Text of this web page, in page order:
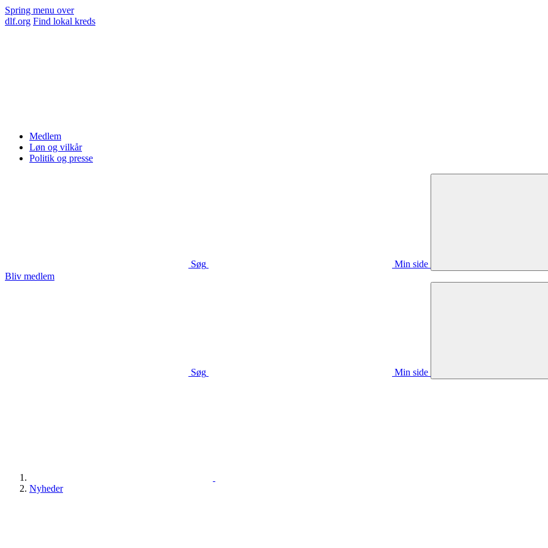
Spring menu over
dlf.org Find lokal kreds
Medlem
Løn og vilkår
Politik og presse
Søg
Min side
Bliv medlem
Søg Min side
Nyheder